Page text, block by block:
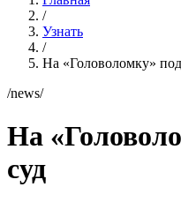
/
Узнать
/
На «Головоломку»
/news/
На
суд